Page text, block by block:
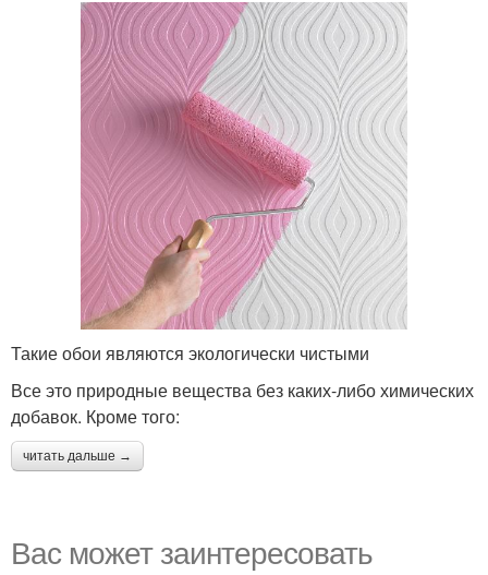
Такие обои являются экологически чистыми
Все это природные вещества без каких-либо химических
добавок. Кроме того:
читать дальше →
Вас может заинтересовать